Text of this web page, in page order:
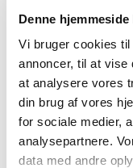
Denne
Vi bruger cookies
annoncer, til at vise
at analysere vores
din brug af vores
for sociale medier,
analysepartnere.
data med andre